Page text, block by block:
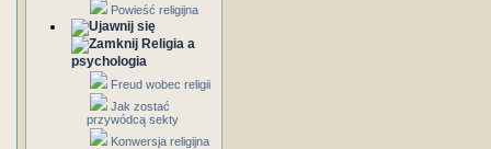
Powieść religijna
Religia a
psychologia
Freud wobec religii
Jak zostać
przywódcą sekty
Konwersja religijna